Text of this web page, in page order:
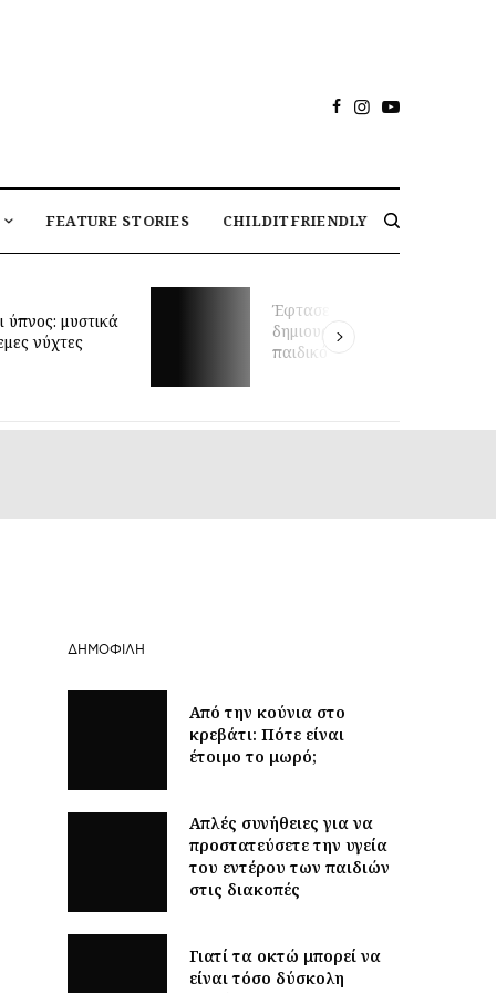
FEATURE STORIES CHILDITFRIENDLY
να
το ιδανικό
Μαθήματα κολύμβησης για
βρέφη και πρώιμη κινητική
ανάπτυξη: τι δείχνει νέα
έρευνα
ΔΗΜΟΦΙΛΉ
Από την κούνια στο
κρεβάτι: Πότε είναι
έτοιμο το μωρό;
Απλές συνήθειες για να
προστατεύσετε την υγεία
του εντέρου των παιδιών
στις διακοπές
Γιατί τα οκτώ μπορεί να
είναι τόσο δύσκολη